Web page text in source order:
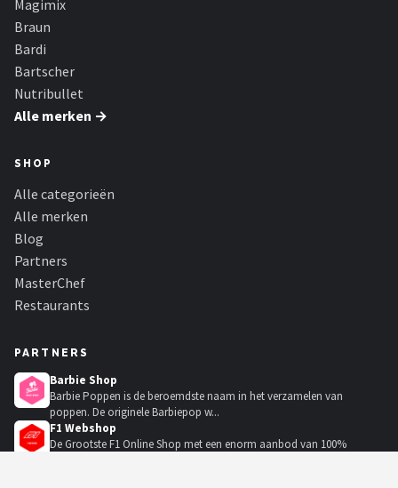
Magimix
Braun
Bardi
Bartscher
Nutribullet
Alle merken →
SHOP
Alle categorieën
Alle merken
Blog
Partners
MasterChef
Restaurants
PARTNERS
Barbie Shop
Barbie Poppen is de beroemdste naam in het verzamelen van
poppen. De originele Barbiepop w...
F1 Webshop
De Grootste F1 Online Shop met een enorm aanbod van 100%